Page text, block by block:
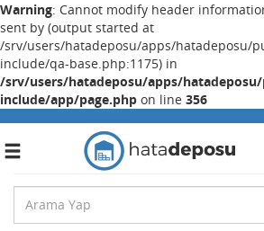
Warning: Cannot modify header
sent by (output started at
/srv/users/hatadeposu/apps/hatadeposu/
include/qa-base.php:1175) in
/srv/users/hatadeposu/apps/
include/app/page.php on line 356
Toggle